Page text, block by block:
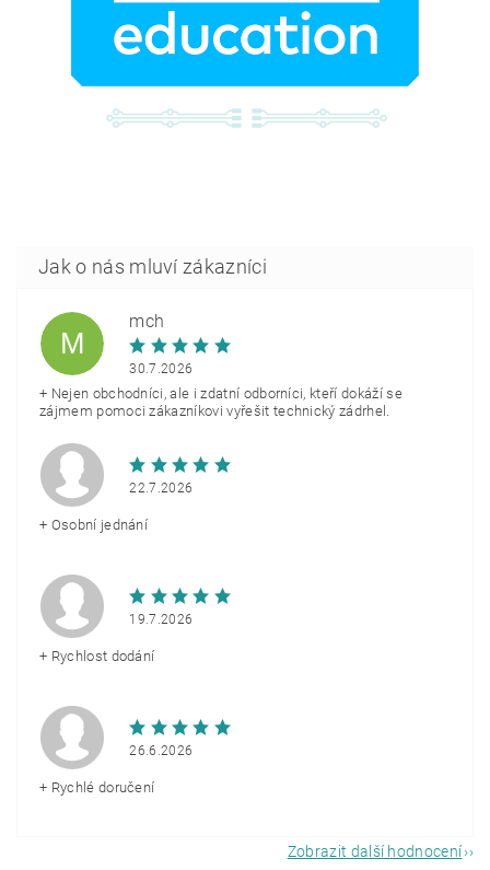
M
mch
30.7.2026
+ Nejen obchodníci, ale i zdatní odborníci, kteří dokáží se
zájmem pomoci zákazníkovi vyřešit technický zádrhel.
22.7.2026
+ Osobní jednání
19.7.2026
+ Rychlost dodání
26.6.2026
+ Rychlé doručení
Zobrazit další hodnocení